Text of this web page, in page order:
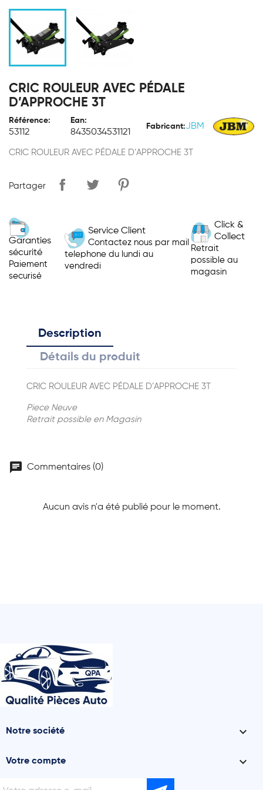
CRIC ROULEUR AVEC PÉDALE
D’APPROCHE 3T
Référence:
53112
Ean:
8435034531121
Fabricant:JBM
CRIC ROULEUR AVEC PÉDALE D’APPROCHE 3T
Partager
Garanties
sécurité
Paiement
securisé
Service Client
Contactez nous par mail
telephone du lundi au
vendredi
Click &
Collect
Retrait
possible au
magasin
Description
Détails du produit
CRIC ROULEUR AVEC PÉDALE D’APPROCHE 3T
Piece Neuve
Retrait possible en Magasin
chat Commentaires (0)
Aucun avis n'a été publié pour le moment.
Notre société 
Votre compte 